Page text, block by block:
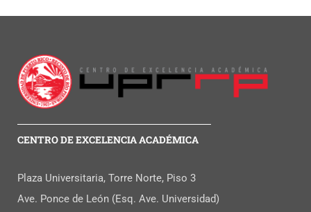
CENTRO DE EXCELENCIA ACADÉMICA
Plaza Universitaria, Torre Norte, Piso 3
Ave. Ponce de León (Esq. Ave. Universidad)